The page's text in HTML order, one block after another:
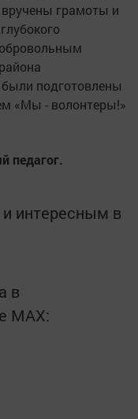
грамоты и
подготовлены
«Мы - волонтеры!»
педагог.
интересным в
в
MАХ: